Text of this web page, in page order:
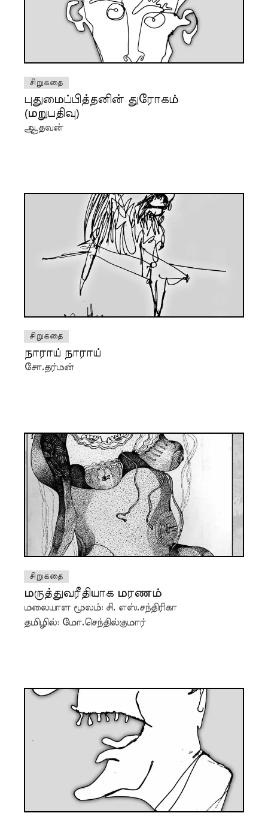
சிறுகதை
புதுமைப்பித்தனின் துரோகம்
(மறுபதிவு)
ஆதவன்
சிறுகதை
நாராய் நாராய்
சோ.தர்மன்
சிறுகதை
மருத்துவரீதியாக மரணம்
மலையாள மூலம்: சி. எஸ்.சந்திரிகா
தமிழில்: மோ.செந்தில்குமார்